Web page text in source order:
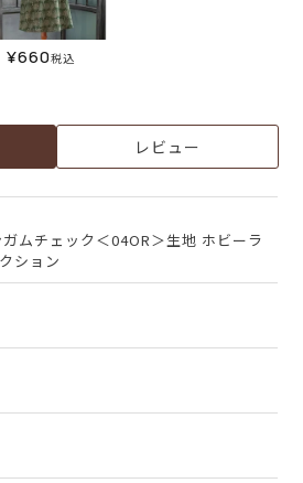
¥660税込
レビュー
ムチェック＜04OR＞生地 ホビーラ
ション